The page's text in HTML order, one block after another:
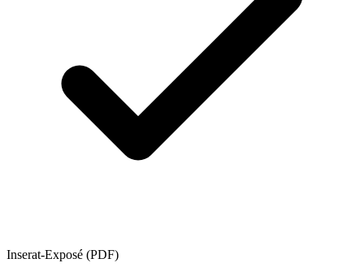
Inserat-Exposé (PDF)